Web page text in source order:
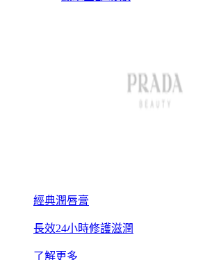
經典潤唇膏
長效24小時修護滋潤
了解更多